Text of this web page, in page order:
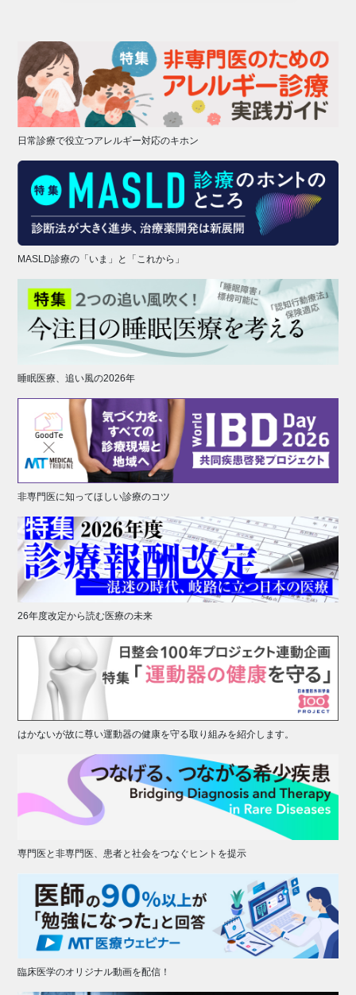
日常診療で役立つアレルギー対応のキホン
MASLD診療の「いま」と「これから」
睡眠医療、追い風の2026年
非専門医に知ってほしい診療のコツ
26年度改定から読む医療の未来
はかないが故に尊い運動器の健康を守る取り組みを紹介します。
専門医と非専門医、患者と社会をつなぐヒントを提示
臨床医学のオリジナル動画を配信！